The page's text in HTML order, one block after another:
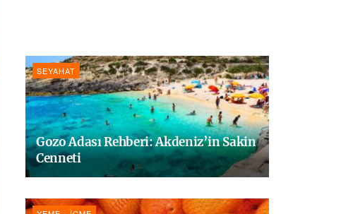
SEYAHAT
Gozo Adası Rehberi: Akdeniz’in Sakin
Cenneti